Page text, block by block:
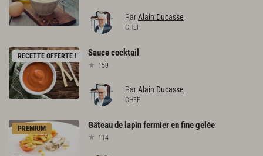
ParAlain Ducasse
CHEF
RECETTE OFFERTE ! Saucecocktail
158
ParAlain Ducasse
CHEF
PREMIUM Gâteaude lapinfermierenfinegelée
114